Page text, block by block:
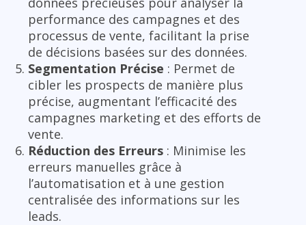
performance des campagnes et des
processus de vente, facilitant la prise
de décisions basées sur des données.
Segmentation Précise : Permet de
cibler les prospects de manière plus
précise, augmentant l’efficacité des
campagnes marketing et des efforts de
vente.
Réduction des Erreurs : Minimise les
erreurs manuelles grâce à
l’automatisation et à une gestion
centralisée des informations sur les
leads.